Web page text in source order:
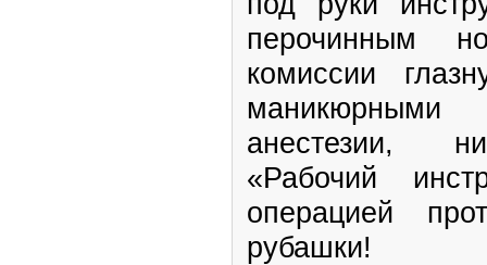
перочинным
комиссии
маникюрными
анестезии,
«Рабочий
операцией
рубашки!